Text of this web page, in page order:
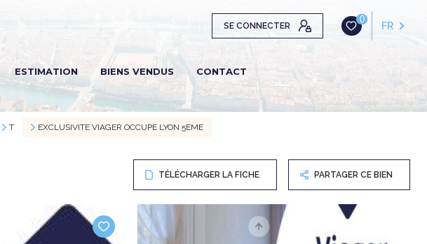
SE CONNECTER
0
FR
ESTIMATION BIENS VENDUS CONTACT
T EXCLUSIVITE VIAGER OCCUPE LYON 5EME
TÉLÉCHARGER LA FICHE PARTAGER CE BIEN